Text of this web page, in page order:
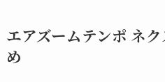
エアズームテンポ ネ
め